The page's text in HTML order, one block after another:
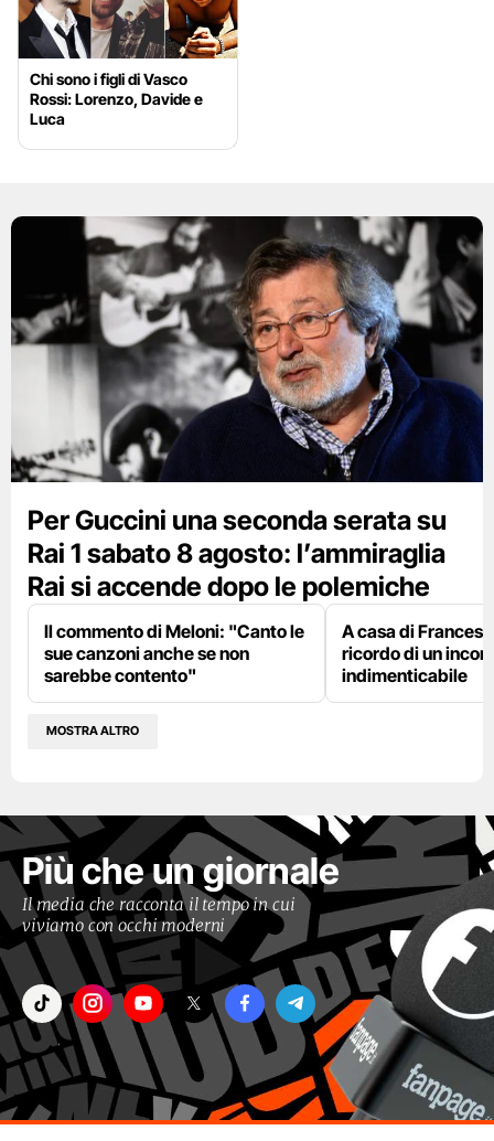
Chi sono i figli di Vasco
Rossi: Lorenzo, Davide e
Luca
Per Guccini una seconda serata su
Rai 1 sabato 8 agosto: l’ammiraglia
Rai si accende dopo le polemiche
Il commento di Meloni: "Canto le
sue canzoni anche se non
sarebbe contento"
A casa di
ricordo di un
indimenticabile
MOSTRA ALTRO
Più che un giornale
Il media che racconta il tempo in cui
viviamo con occhi moderni